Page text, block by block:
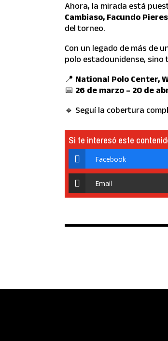
Ahora, la mirada está
Cambiaso, Facundo
del torneo.
Con un legado de más de
polo estadounidense, sino
📍 National Polo Center,
📅 26 de marzo – 20 de
🔹 Seguí la cobertura
Si te interesó este
Facebook
Email